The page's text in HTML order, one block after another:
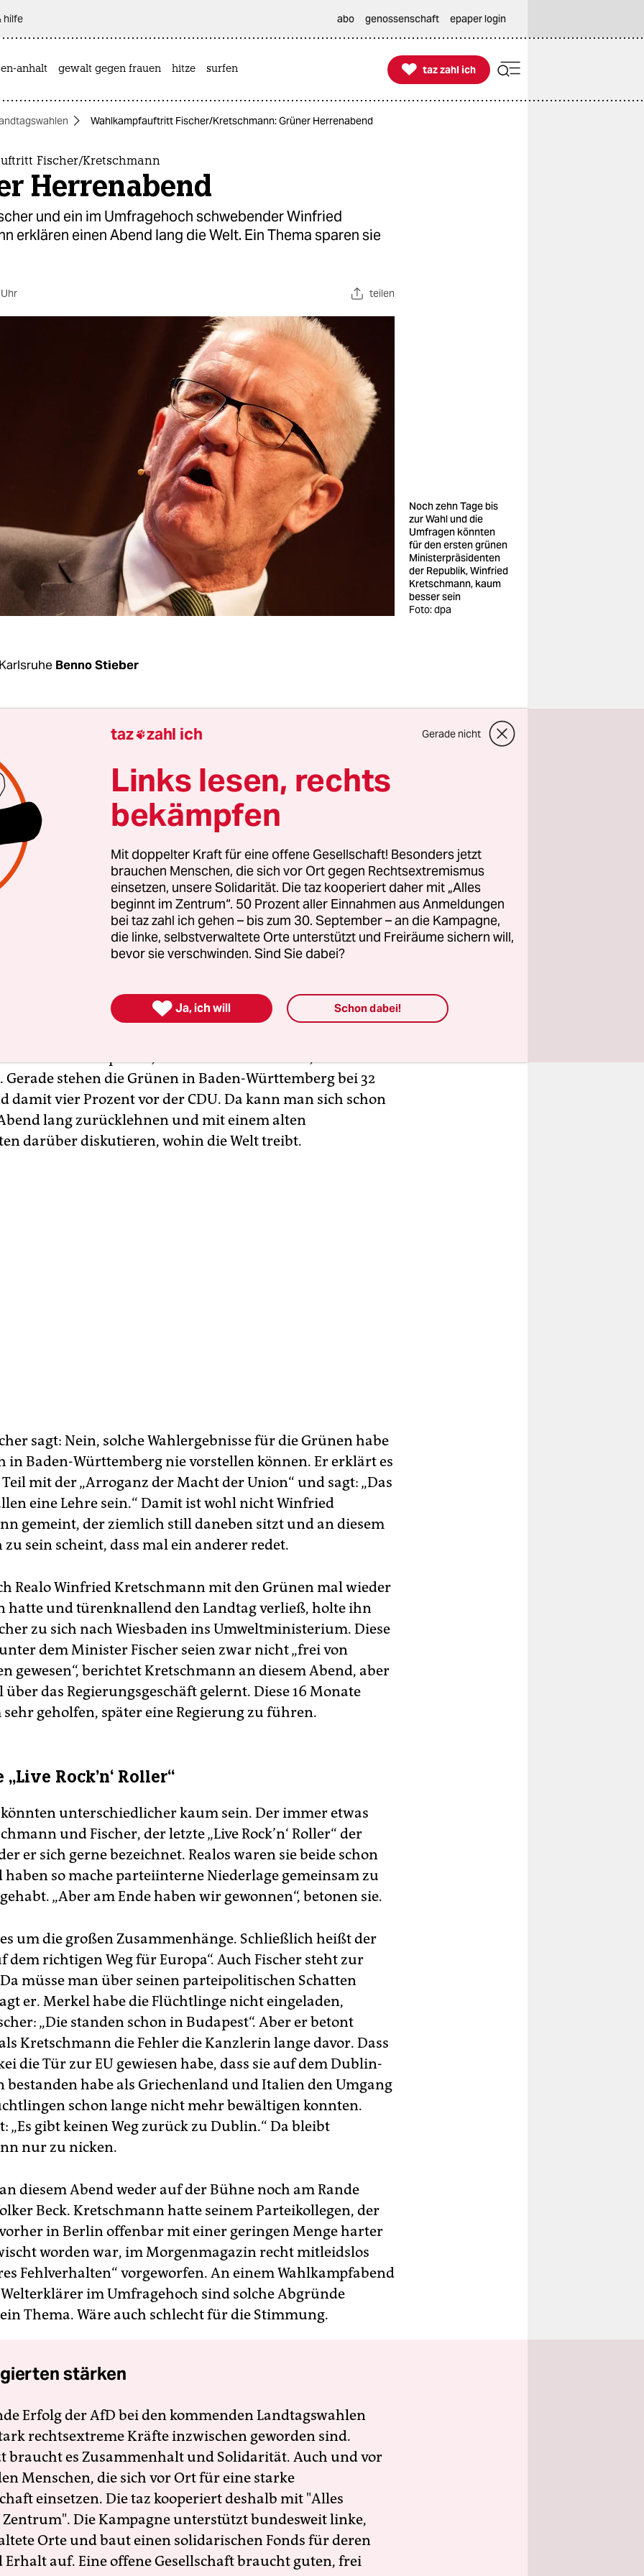
hilfe abo genossenschaft epaper login
anhalt gewalt gegen frauen hitze surfen 
taz zahl ich
taz zahl ich
Wahlkampfauftritt Fischer/Kretschmann: Grüner Herrenabend
Fischer/Kretschmann
Herrenabend
und ein im Umfragehoch schwebender Winfried
erklären einen Abend lang die Welt. Ein Thema sparen sie
teilen
Noch zehn Tage bis
zur Wahl und die
Umfragen könnten
für den ersten grünen
Ministerpräsidenten
der Republik, Winfried
Kretschmann, kaum
besser sein
Foto: dpa
Benno Stieber
sie da so sitzen sieht in der hellen Ledersitzgruppe vor der
da kommt einem dieser schreckliche deutsche
den Sinn: „Ich hab Ehrfurcht vor Schneeweißen Haaren“.
und Winfried Kretschmann erklären einen Abend lang
Zuhörern in der Karlsruher Stadthalle die Welt. In
sitzt dann noch gut sichtbar Rezzo Schlauch, ebenfalls
Heute ist er Wirtschaftsanwalt und Berater in
Autor der kleinen Parteien-Geschichte der Südwest-
dem passenden Titel: „Keine Angst vor der Macht“.
kein grüner Veteranen-Treff, nur wenige Meter entfernt
an dem sich die Grünen vor 36 Jahren gründeten. Es ist
neben dem noch immer jugendlich grinsenden Ex-
steht ja mitten im Wahlkampf. Noch zehn Tage bis zur
Gerade stehen die Grünen in Baden-Württemberg bei 32
damit vier Prozent vor der CDU. Da kann man sich schon
lang zurücklehnen und mit einem alten
darüber diskutieren, wohin die Welt treibt.
sagt: Nein, solche Wahlergebnisse für die Grünen habe
in Baden-Württemberg nie vorstellen können. Er erklärt es
mit der „Arroganz der Macht der Union“ und sagt: „Das
eine Lehre sein.“ Damit ist wohl nicht Winfried
gemeint, der ziemlich still daneben sitzt und an diesem
sein scheint, dass mal ein anderer redet.
Realo Winfried Kretschmann mit den Grünen mal wieder
hatte und türenknallend den Landtag verließ, holte ihn
zu sich nach Wiesbaden ins Umweltministerium. Diese
dem Minister Fischer seien zwar nicht „frei von
gewesen“, berichtet Kretschmann an diesem Abend, aber
über das Regierungsgeschäft gelernt. Diese 16 Monate
geholfen, später eine Regierung zu führen.
Rock’n‘ Roller“
unterschiedlicher kaum sein. Der immer etwas
und Fischer, der letzte „Live Rock’n‘ Roller“ der
er sich gerne bezeichnet. Realos waren sie beide schon
so mache parteiinterne Niederlage gemeinsam zu
„Aber am Ende haben wir gewonnen“, betonen sie.
um die großen Zusammenhänge. Schließlich heißt der
dem richtigen Weg für Europa“. Auch Fischer steht zur
müsse man über seinen parteipolitischen Schatten
er. Merkel habe die Flüchtlinge nicht eingeladen,
„Die standen schon in Budapest“. Aber er betont
Kretschmann die Fehler die Kanzlerin lange davor. Dass
die Tür zur EU gewiesen habe, dass sie auf dem Dublin-
bestanden habe als Griechenland und Italien den Umgang
schon lange nicht mehr bewältigen konnten.
„Es gibt keinen Weg zurück zu Dublin.“ Da bleibt
nur zu nicken.
diesem Abend weder auf der Bühne noch am Rande
Beck. Kretschmann hatte seinem Parteikollegen, der
in Berlin offenbar mit einer geringen Menge harter
worden war, im Morgenmagazin recht mitleidslos
Fehlverhalten“ vorgeworfen. An einem Wahlkampfabend
im Umfragehoch sind solche Abgründe
Thema. Wäre auch schlecht für die Stimmung.
stärken
Erfolg der AfD bei den kommenden Landtagswahlen
rechtsextreme Kräfte inzwischen geworden sind.
braucht es Zusammenhalt und Solidarität. Auch und vor
Menschen, die sich vor Ort für eine starke
einsetzen. Die taz kooperiert deshalb mit "Alles
Die Kampagne unterstützt bundesweit linke,
Orte und baut einen solidarischen Fonds für deren
Erhalt auf. Eine offene Gesellschaft braucht guten, frei
taz zahl ich Gerade nicht
Links lesen, rechts
bekämpfen
Mit doppelter Kraft für eine offene Gesellschaft! Besonders jetzt
brauchen Menschen, die sich vor Ort gegen Rechtsextremismus
einsetzen, unsere Solidarität. Die taz kooperiert daher mit „Alles
beginnt im Zentrum“. 50 Prozent aller Einnahmen aus Anmeldungen
bei taz zahl ich gehen – bis zum 30. September – an die Kampagne,
die linke, selbstverwaltete Orte unterstützt und Freiräume sichern will,
bevor sie verschwinden. Sind Sie dabei?
 Ja, ich will Schon dabei!